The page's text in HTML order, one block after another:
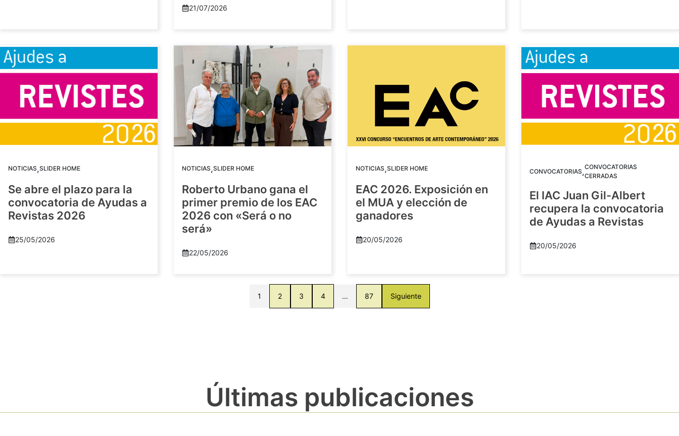
21/07/2026
NOTICIAS,SLIDER HOME
Se abre el plazo para la
convocatoria de Ayudas a
Revistas 2026
25/05/2026
NOTICIAS,SLIDER HOME
Roberto Urbano gana el
primer premio de los EAC
2026 con «Será o no
será»
22/05/2026
NOTICIAS,SLIDER HOME
EAC 2026. Exposición en
el MUA y elección de
ganadores
20/05/2026
CONVOCATORIAS,CONVOCATORIAS
CERRADAS
El IAC Juan Gil-Albert
recupera la convocatoria
de Ayudas a Revistas
20/05/2026
1 2 3 4 … 87 Siguiente
Últimas publicaciones